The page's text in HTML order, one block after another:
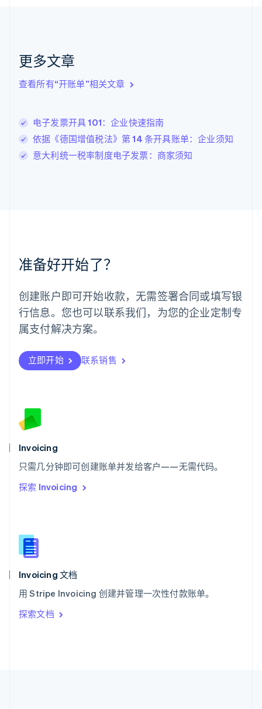
更多文章
查看所有“开账单”相关文章
电子发票开具 101：企业快速指南
依据《德国增值税法》第 14 条开具账单：企业须知
意大利统一税率制度电子发票：商家须知
准备好开始了？
创建账户即可开始收款，无需签署合同或填写银
行信息。您也可以联系我们，为您的企业定制专
属支付解决方案。
立即开始 联系销售
Invoicing
只需几分钟即可创建账单并发给客户——无需代码。
探索 Invoicing
Invoicing 文档
用 Stripe Invoicing 创建并管理一次性付款账单。
探索文档
立陶宛
列支敦士登
FrançaisDeutsch English
罗马尼亚
English
马尔他
English
葡萄牙
日本
日本語 English
瑞典
SvenskaEnglish
Deutsch FrançaisItaliano English
塞浦路斯
English
ไทยEnglish
希腊
English
西班牙
新西兰
English
匈牙利
English
ItalianoEnglish
印度
English